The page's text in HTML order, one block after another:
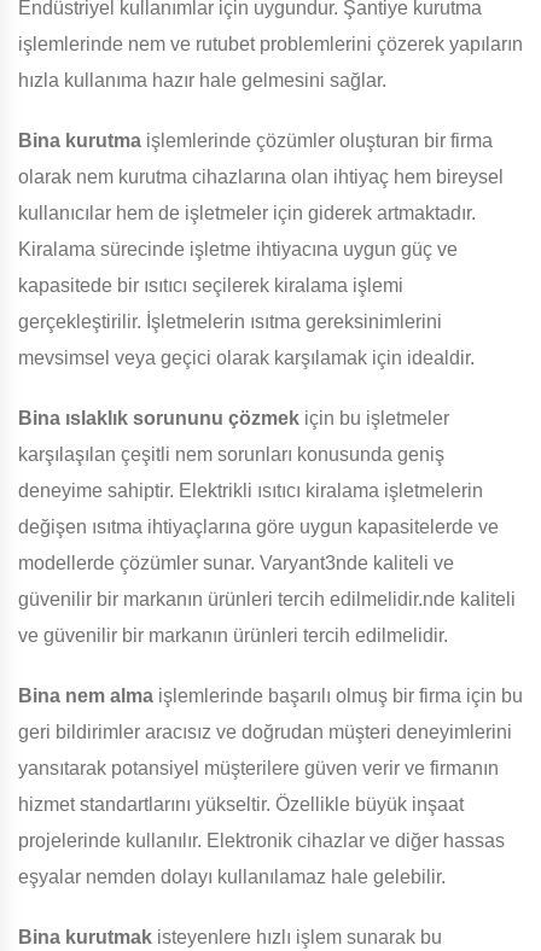
Endüstriyel kullanımlar için uygundur. Şantiye kurutma
işlemlerinde nem ve rutubet problemlerini çözerek yapıların
hızla kullanıma hazır hale gelmesini sağlar.
Bina kurutma işlemlerinde çözümler oluşturan bir firma
olarak nem kurutma cihazlarına olan ihtiyaç hem bireysel
kullanıcılar hem de işletmeler için giderek artmaktadır.
Kiralama sürecinde işletme ihtiyacına uygun güç ve
kapasitede bir ısıtıcı seçilerek kiralama işlemi
gerçekleştirilir. İşletmelerin ısıtma gereksinimlerini
mevsimsel veya geçici olarak karşılamak için idealdir.
Bina ıslaklık sorununu çözmek için bu işletmeler
karşılaşılan çeşitli nem sorunları konusunda geniş
deneyime sahiptir. Elektrikli ısıtıcı kiralama işletmelerin
değişen ısıtma ihtiyaçlarına göre uygun kapasitelerde ve
modellerde çözümler sunar. Varyant3nde kaliteli ve
güvenilir bir markanın ürünleri tercih edilmelidir.nde kaliteli
ve güvenilir bir markanın ürünleri tercih edilmelidir.
Bina nem alma işlemlerinde başarılı olmuş bir firma için bu
geri bildirimler aracısız ve doğrudan müşteri deneyimlerini
yansıtarak potansiyel müşterilere güven verir ve firmanın
hizmet standartlarını yükseltir. Özellikle büyük inşaat
projelerinde kullanılır. Elektronik cihazlar ve diğer hassas
eşyalar nemden dolayı kullanılamaz hale gelebilir.
Bina kurutmak isteyenlere hızlı işlem sunarak bu